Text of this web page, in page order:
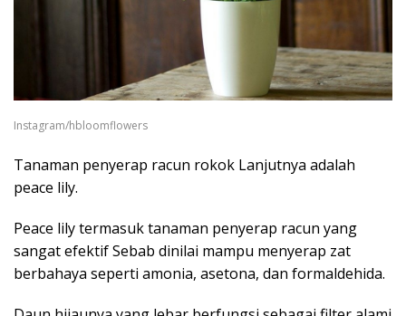
Instagram/hbloomflowers
Tanaman penyerap racun rokok Lanjutnya adalah
peace lily.
Peace lily termasuk tanaman penyerap racun yang
sangat efektif Sebab dinilai mampu menyerap zat
berbahaya seperti amonia, asetona, dan formaldehida.